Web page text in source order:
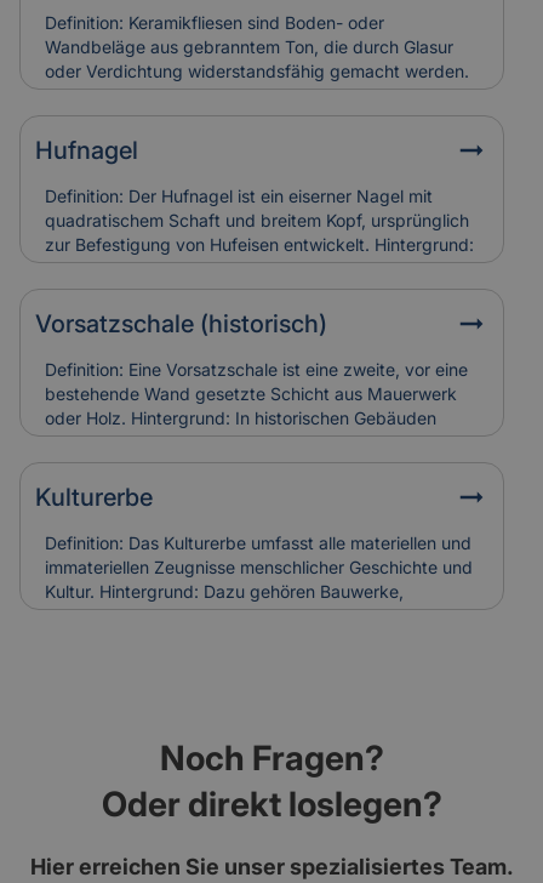
schimmelresistent.Relevanz für Versicherung: Falsch
verlegte Dampfbremsen können Feuchtigkeitsschäden
verursachen. Versicherungen berücksichtigen sie bei
der Schadensanalyse und Bewertung der
Bauausführung.
Definition: Keramikfliesen sind Boden- oder
Wandbeläge aus gebranntem Ton, die durch Glasur
oder Verdichtung widerstandsfähig gemacht werden.
Hintergrund: Moderne Varianten sind besonders
langlebig, pflegeleicht und in vielen Designs erhältlich.
Sie werden häufig zur Sanierung älterer Gebäude
eingesetzt, um historische Räume zeitgemäß nutzbar
zu machen. Relevanz für Versicherung: Keramikfliesen
gelten als robust, können aber bei
Leitungswasserschäden hohe Reparaturkosten
verursachen, wenn sie vollständig ersetzt werden
müssen.
Hufnagel
Definition: Der Hufnagel ist ein eiserner Nagel mit
quadratischem Schaft und breitem Kopf, ursprünglich
zur Befestigung von Hufeisen entwickelt. Hintergrund:
In historischen Gebäuden fand er auch als
Befestigungselement in Holzbau oder Dachdeckung
Verwendung. Alte Hufnägel sind oft handgeschmiedet
und zeugen von traditioneller Bauweise. Relevanz für
Versicherung: Korrodierte Hufnägel können
Holzschäden verursachen. Bei Restaurierungen
werden sie häufig ersetzt, was in die
Versicherungskalkulation denkmalgerechter
Sanierungen einfließt.
Vorsatzschale (historisch)
Definition: Eine Vorsatzschale ist eine zweite, vor eine
bestehende Wand gesetzte Schicht aus Mauerwerk
oder Holz. Hintergrund: In historischen Gebäuden
diente sie oft dem Witterungsschutz oder der
optischen Aufwertung einer Fassade. Heute wird sie
auch zur Verbesserung der Wärmedämmung genutzt.
historischen Vorsatzschalen können
Feuchtigkeitsschäden verursachen. Ihr Zustand wird
bei der Gebäudebewertung und Schadenanalyse mit
einbezogen.
Kulturerbe
Definition: Das Kulturerbe umfasst alle materiellen und
immateriellen Zeugnisse menschlicher Geschichte und
Kultur. Hintergrund: Dazu gehören Bauwerke,
Kunstwerke, Traditionen und Handwerksformen, die
und Erhalt meist aufwendig und kostenintensiv sind.
Noch Fragen?
Oder direkt loslegen?
Hier erreichen Sie unser spezialisiertes Team.